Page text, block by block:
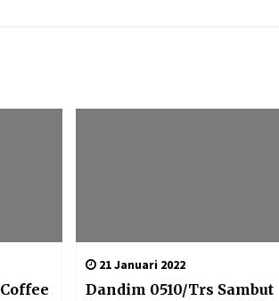
21 Januari 2022
Dandim 0510/Trs Sambut